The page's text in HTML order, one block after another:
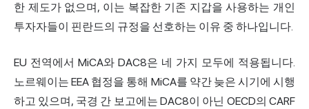
한 제도가 없으며, 이는 복잡한 기존 지갑을 사용하는 개인
투자자들이 핀란드의 규정을 선호하는 이유 중 하나입니다.
EU 전역에서 MiCA와 DAC8은 네 가지 모두에 적용됩니다.
노르웨이는 EEA 협정을 통해 MiCA를 약간 늦은 시기에 시행
하고 있으며, 국경 간 보고에는 DAC8이 아닌 OECD의 CARF